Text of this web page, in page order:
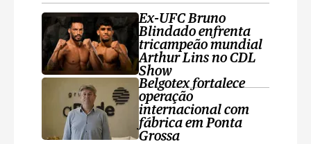
Ex-UFC Bruno
Blindado enfrenta
tricampeão mundial
Arthur Lins no CDL
Show
Belgotex fortalece
operação
internacional com
fábrica em Ponta
Grossa